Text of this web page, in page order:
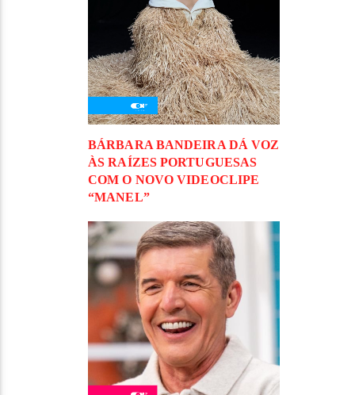
BÁRBARA BANDEIRA DÁ VOZ
ÀS RAÍZES PORTUGUESAS
COM O NOVO VIDEOCLIPE
“MANEL”